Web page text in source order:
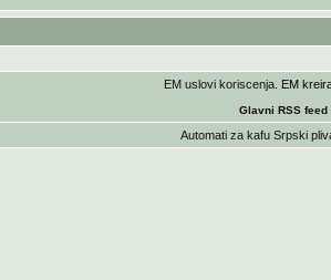
EM uslovi koriscenja . EM
Glavni RSS feed
Automati za kafu Srpski